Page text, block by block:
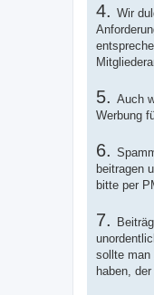
4. Wir
5. Auch
Werbung
6.
beitragen
bitte per
7.
sollte man
haben,